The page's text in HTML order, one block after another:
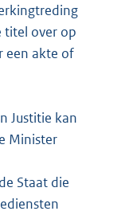
titel over op
een akte of
Justitie kan
Minister
Staat die